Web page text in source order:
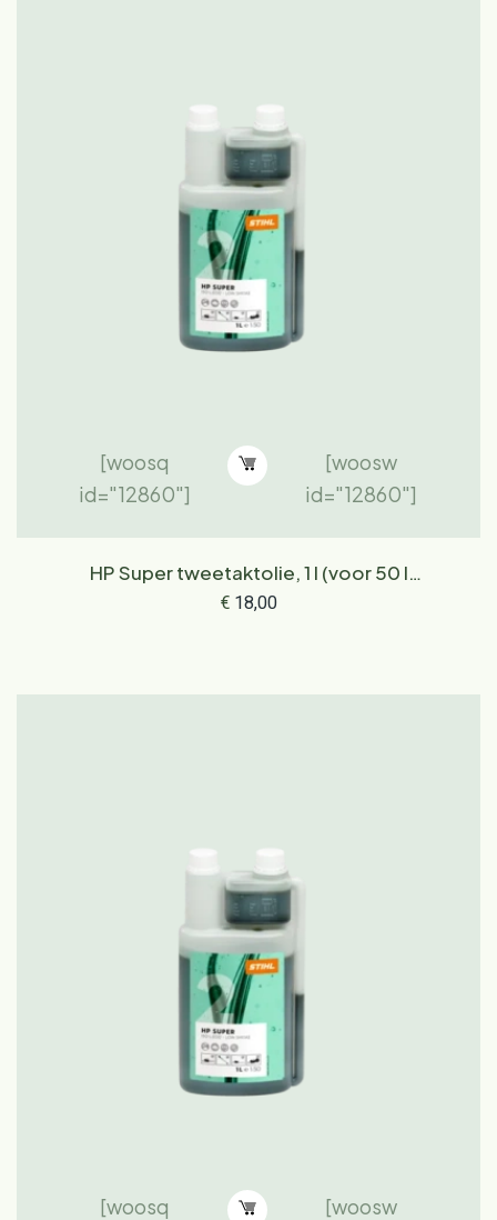
[woosq
id="12860"]
[woosw
id="12860"]
HP Super tweetaktolie, 1 l (voor 50 l
brandstof), doseerfles
€18,00
[woosq
[woosw